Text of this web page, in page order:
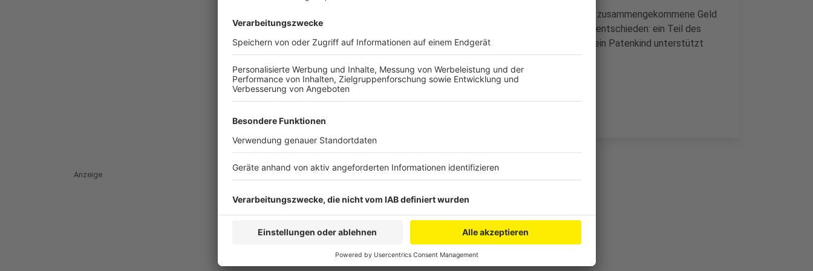
Jetzt soll das bei dem Sponsorenlauf kurz vor den Sommerferien zusammengekommene Geld
am Dienstag verteilt werden. Die Schülerinnen und Schüler haben entschieden: ein Teil des
Geldes geht ans Bergheimer Tierheim, mit dem anderem Teil soll ein Patenkind unterstützt
werden, heißt es von der Leitung der RSK.
Anzeige
Anzeige